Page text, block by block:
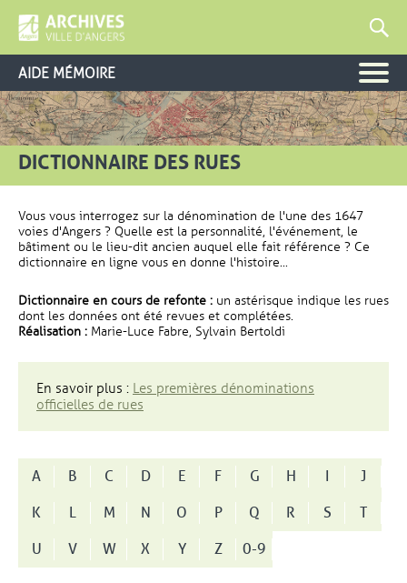
AIDE MÉMOIRE
DICTIONNAIRE DES RUES
Vous vous interrogez sur la dénomination de l'une des 1647
voies d'Angers ? Quelle est la personnalité, l'événement, le
bâtiment ou le lieu-dit ancien auquel elle fait référence ? Ce
dictionnaire en ligne vous en donne l'histoire...
Dictionnaire en cours de refonte : un astérisque indique les rues
dont les données ont été revues et complétées.
Réalisation : Marie-Luce Fabre, Sylvain Bertoldi
En savoir plus : Les premières dénominations
officielles de rues
A B C D E F G H I
J
K
L M N O P Q R S
T
U
V W X Y Z 0-9